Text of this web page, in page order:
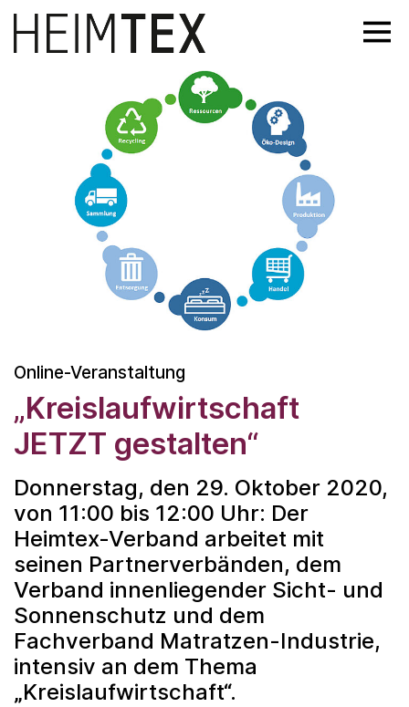
Online-Veranstaltung
„Kreislaufwirtschaft
JETZT gestalten“
Donnerstag, den 29. Oktober 2020,
von 11:00 bis 12:00 Uhr: Der
Heimtex-Verband arbeitet mit
seinen Partnerverbänden, dem
Verband innenliegender Sicht- und
Sonnenschutz und dem
Fachverband Matratzen-Industrie,
intensiv an dem Thema
„Kreislaufwirtschaft“.